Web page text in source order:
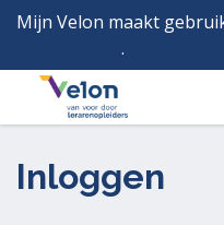
Mijn Velon maakt
.
Menu
Inloggen